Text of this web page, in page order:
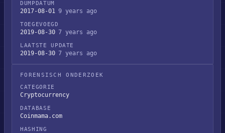
DUMPDATUM
2017-08-01 9 years ago
TOEGEVOEGD
2019-08-30 7 years ago
LAATSTE UPDATE
2019-08-30 7 years ago
FORENSISCH ONDERZOEK
CATEGORIE
Cryptocurrency
DATABASE
Coinmama.com
HASHING